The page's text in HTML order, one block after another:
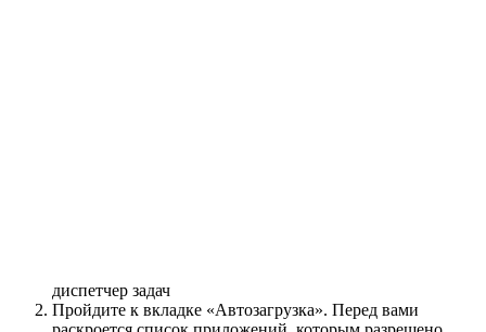
диспетчер задач
Пройдите к вкладке «Автозагрузка». Перед вами